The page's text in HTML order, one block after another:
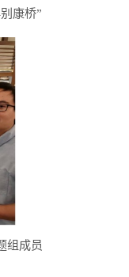
康桥”
组成员